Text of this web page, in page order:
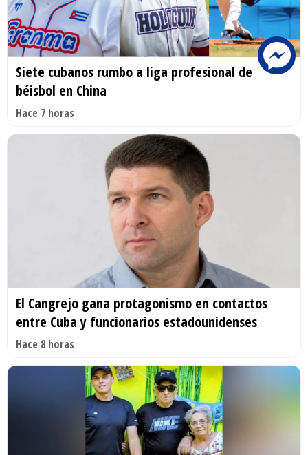
Siete cubanos rumbo a liga profesional de
béisbol en China
Hace 7 horas
El Cangrejo gana protagonismo en contactos
entre Cuba y funcionarios estadounidenses
Hace 8 horas